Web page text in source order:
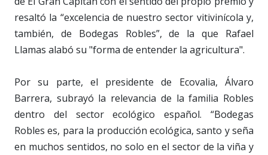
resaltó la “excelencia de nuestro sector vitivinícola y,
también, de Bodegas Robles”, de la que Rafael
Llamas alabó su "forma de entender la agricultura".
Por su parte, el presidente de Ecovalia, Álvaro
Barrera, subrayó la relevancia de la familia Robles
dentro del sector ecológico español. “Bodegas
Robles es, para la producción ecológica, santo y seña
en muchos sentidos, no solo en el sector de la viña y